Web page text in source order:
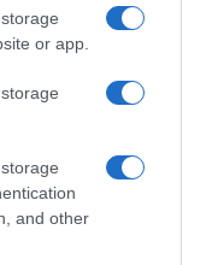
or app.
and other